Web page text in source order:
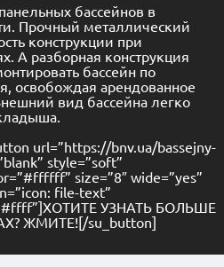
бассейнов в
Прочный металлический
конструкции при
А разборная конструкция
бассейн по
освобождая арендованное
вид бассейна легко
url=”https://bnv.ua/bassejny-
style=”soft”
size=”8″ wide=”yes”
file-text”
#ffff”]ХОТИТЕ УЗНАТЬ БОЛЬШЕ
ЖМИТЕ![/su_button]